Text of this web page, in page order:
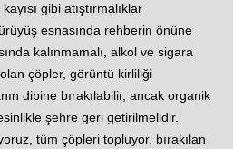
gibi atıştırmalıklar
esnasında rehberin önüne
kalınmamalı, alkol ve sigara
çöpler, görüntü kirliliği
dibine bırakılabilir, ancak organik
şehre geri getirilmelidir.
tüm çöpleri topluyor, bırakılan